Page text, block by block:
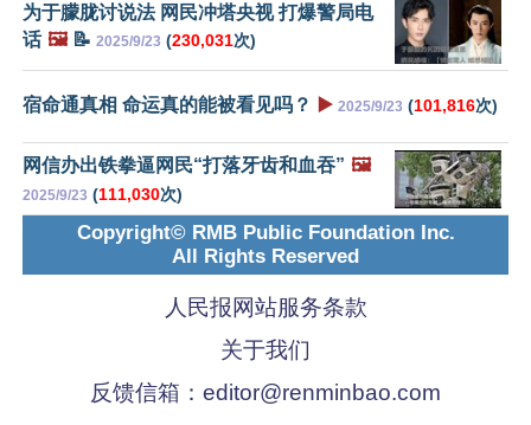
为于朦胧讨说法 网民冲塔央视 打爆警局电
话 🖼️📝 2025/9/23 (230,031次)
宿命通真相 命运真的能被看见吗？ ▶️ 2025/9/23 (101,816次)
网信办出铁拳逼网民“打落牙齿和血吞” 🖼️
2025/9/23 (111,030次)
Copyright© RMB Public Foundation Inc.
All Rights Reserved
人民报网站服务条款
关于我们
反馈信箱： editor@renminbao.com